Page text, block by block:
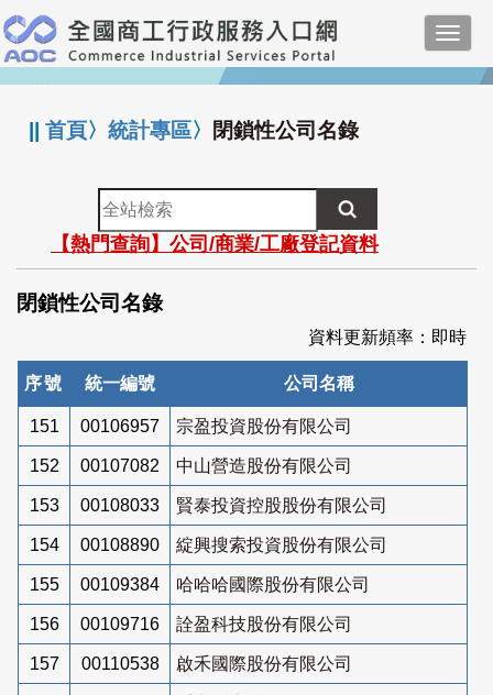
跳
到
主
要
:::
||首頁〉統計專區〉 閉鎖性公司名錄
全
站
檢
索
【熱門查詢】公司/商業/工廠登記資料
閉鎖性公司名錄
資料更新頻率：即時
序號 統一編號 公司名稱
151 00106957 宗盈投資股份有限公司
152 00107082 中山營造股份有限公司
153 00108033 賢泰投資控股股份有限公司
154 00108890 綻興搜索投資股份有限公司
155 00109384 哈哈哈國際股份有限公司
156 00109716 詮盈科技股份有限公司
157 00110538 啟禾國際股份有限公司